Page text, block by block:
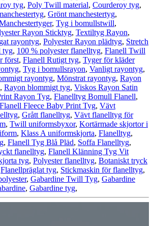
tyg, Poly Twill material, Courderoy tyg,
, Grönt manchestertyg,
, Tyg i bomullstwill,
Rayon Sticktyg, Textiltyg Rayon,
rayontyg, Polyester Rayon plädtyg, Stretch
tyg, 100 % polyester flanelltyg, Flanell Twill
först, Flanell Rutigt tyg, Tyger för kläder
, Tyg i bomullsrayon, Vanligt rayontyg,
rayontyg, Mönstrat rayontyg, Rayon
, Rayon blommigt tyg, Viskos Rayon Satin
Rayon Tyg, Flanelltyg Bomull Flanell,
Flanell Fleece Baby Print Tyg, Vävt
, Grått flanelltyg, Vävt flanelltyg för
, Twill uniformsbyxor, Kortärmade skjortor i
, Klass A uniformskjorta, Flanelltyg,
, Flanell Tyg Blå Pläd, Soffa Flanelltyg,
flanelltyg, Flanell Klänning Tyg Vit
tyg, Polyester flanelltyg, Botaniskt tryck
Flanellpräglat tyg, Stickmaskin för flanelltyg,
, Gabardine Twill Tyg, Gabardine
, Gabardine tyg,